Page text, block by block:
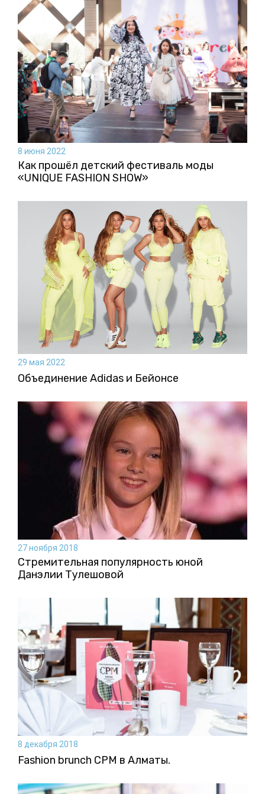
8 июня 2022
Как прошёл детский фестиваль моды
«UNIQUE FASHION SHOW»
29 мая 2022
Объединение Adidas и Бейонсе
27 ноября 2018
Стремительная популярность юной
Данэлии Тулешовой
8 декабря 2018
Fashion brunch CPM в Алматы.